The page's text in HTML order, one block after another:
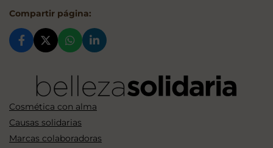
Compartir página:
Cosmética con alma
Causas solidarias
Marcas colaboradoras